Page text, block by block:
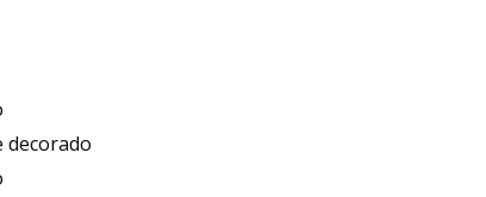
decorado